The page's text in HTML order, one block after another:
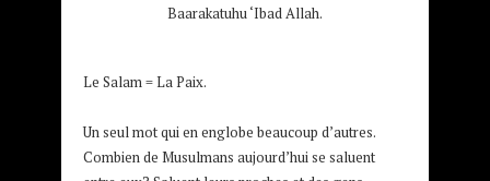
Baarakatuhu ‘Ibad Allah.
Le Salam = La Paix.
Un seul mot qui en englobe beaucoup d’autres.
Combien de Musulmans aujourd’hui se saluent